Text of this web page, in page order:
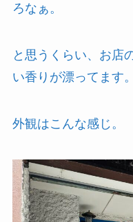
ろなぁ。
と思うくらい、お店
い香りが漂ってます。
外観はこんな感じ。